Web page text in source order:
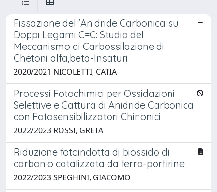
Fissazione dell'Anidride Carbonica su
Doppi Legami C=C: Studio del
Meccanismo di Carbossilazione di
Chetoni alfa,beta-Insaturi
2020/2021 NICOLETTI, CATIA
Processi Fotochimici per Ossidazioni
Selettive e Cattura di Anidride Carbonica
con Fotosensibilizzatori Chinonici
2022/2023 ROSSI, GRETA
Riduzione fotoindotta di biossido di
carbonio catalizzata da ferro-porfirine
2022/2023 SPEGHINI, GIACOMO